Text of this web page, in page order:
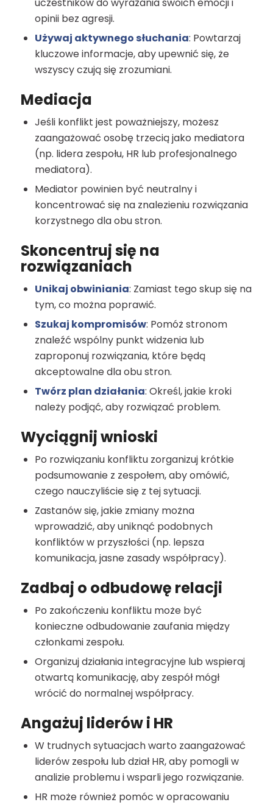
uczestników do wyrażania swoich emocji i
opinii bez agresji.
Używaj aktywnego słuchania: Powtarzaj
kluczowe informacje, aby upewnić się, że
wszyscy czują się zrozumiani.
Mediacja
Jeśli konflikt jest poważniejszy, możesz
zaangażować osobę trzecią jako mediatora
(np. lidera zespołu, HR lub profesjonalnego
mediatora).
Mediator powinien być neutralny i
koncentrować się na znalezieniu rozwiązania
korzystnego dla obu stron.
Skoncentruj się na
rozwiązaniach
Unikaj obwiniania: Zamiast tego skup się na
tym, co można poprawić.
Szukaj kompromisów: Pomóż stronom
znaleźć wspólny punkt widzenia lub
zaproponuj rozwiązania, które będą
akceptowalne dla obu stron.
Twórz plan działania: Określ, jakie kroki
należy podjąć, aby rozwiązać problem.
Wyciągnij wnioski
Po rozwiązaniu konfliktu zorganizuj krótkie
podsumowanie z zespołem, aby omówić,
czego nauczyliście się z tej sytuacji.
Zastanów się, jakie zmiany można
wprowadzić, aby uniknąć podobnych
konfliktów w przyszłości (np. lepsza
komunikacja, jasne zasady współpracy).
Zadbaj o odbudowę relacji
Po zakończeniu konfliktu może być
konieczne odbudowanie zaufania między
członkami zespołu.
Organizuj działania integracyjne lub wspieraj
otwartą komunikację, aby zespół mógł
wrócić do normalnej współpracy.
Angażuj liderów i HR
W trudnych sytuacjach warto zaangażować
liderów zespołu lub dział HR, aby pomogli w
analizie problemu i wsparli jego rozwiązanie.
HR może również pomóc w opracowaniu